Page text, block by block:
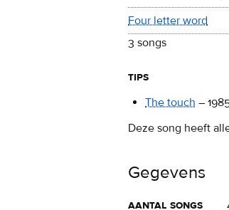
Four letter word
3 songs
tips
The touch –
Deze song heeft
Gegevens
aantal songs